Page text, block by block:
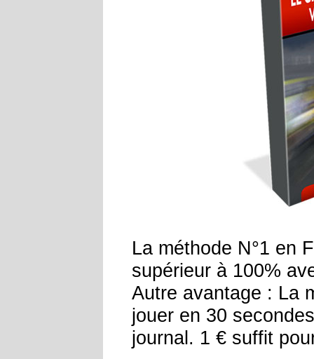
La méthode N°1 en
supérieur à 100%
Autre avantage : La
jouer en 30
journal. 1 € suffit